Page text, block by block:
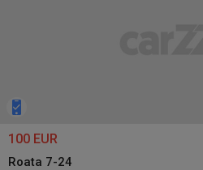
100 EUR
Roata 7-24